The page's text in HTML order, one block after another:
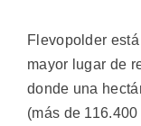
Flevopolder
mayor lugar de
donde una
(más de